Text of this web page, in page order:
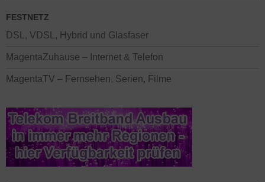
FESTNETZ
DSL, VDSL, Hybrid und Glasfaser
MagentaZuhause – Internet & Telefon
MagentaTV – Fernsehen, Serien, Filme